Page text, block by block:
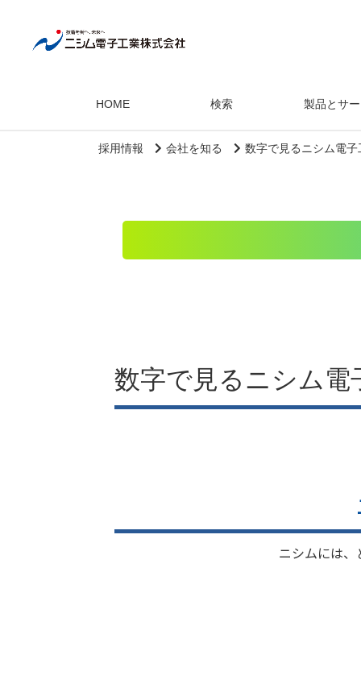
HOME 検索 製品とサ
採用情報 会社を知る 数字で見るニシム電子
数字で見るニシム電
ニシムには